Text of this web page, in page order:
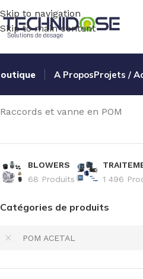
Skip to navigation
Skip to main content
A ProposProjets /
Raccords et vanne en POM
BLOWERS
68 Produits
1 496
Catégories de produits
POM ACETAL